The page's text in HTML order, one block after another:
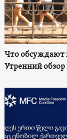
Что обсуждают
Утренний